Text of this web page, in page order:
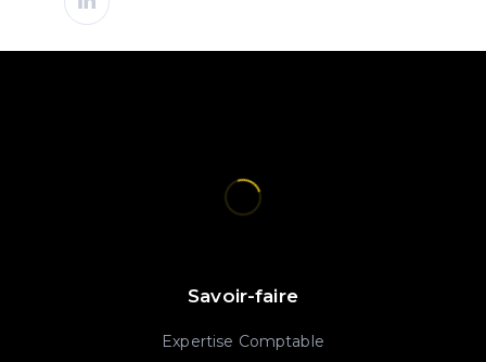
Savoir-faire
Expertise Comptable